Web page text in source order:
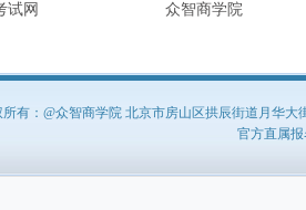
试网
众智商学院
所有：@众智商学院 北京市房山区拱辰街道月华
官方直属报